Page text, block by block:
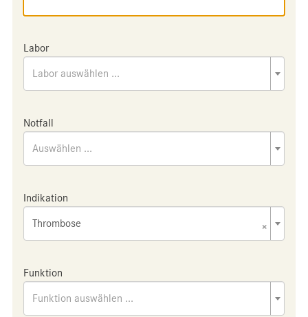
Labor
Labor auswählen ...
Notfall
Auswählen ...
Indikation
×
Thrombose
Funktion
Funktion auswählen ...